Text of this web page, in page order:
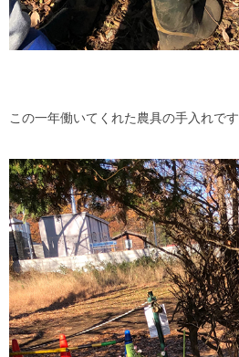
この一年働いてくれた農具の手入れです